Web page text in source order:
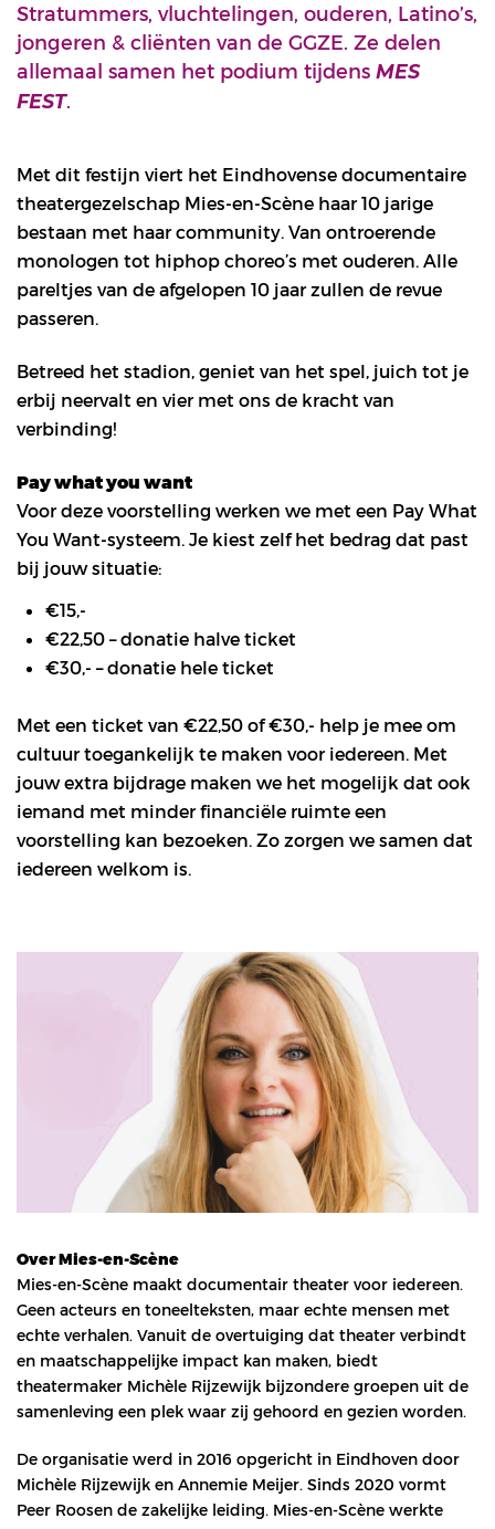
Stratummers, vluchtelingen, ouderen, Latino’s,
jongeren & cliënten van de GGZE. Ze delen
allemaal samen het podium tijdens MES
FEST.
Met dit festijn viert het Eindhovense documentaire
theatergezelschap Mies-en-Scène haar 10 jarige
bestaan met haar community. Van ontroerende
monologen tot hiphop choreo’s met ouderen. Alle
pareltjes van de afgelopen 10 jaar zullen de revue
passeren.
Betreed het stadion, geniet van het spel, juich tot je
erbij neervalt en vier met ons de kracht van
verbinding!
Pay what you want
Voor deze voorstelling werken we met een Pay What
You Want-systeem. Je kiest zelf het bedrag dat past
bij jouw situatie:
€15,-
€22,50 – donatie halve ticket
€30,- – donatie hele ticket
Met een ticket van €22,50 of €30,- help je mee om
cultuur toegankelijk te maken voor iedereen. Met
jouw extra bijdrage maken we het mogelijk dat ook
iemand met minder financiële ruimte een
voorstelling kan bezoeken. Zo zorgen we samen dat
iedereen welkom is.
Over Mies-en-Scène
Mies-en-Scène maakt documentair theater voor iedereen.
Geen acteurs en toneelteksten, maar echte mensen met
echte verhalen. Vanuit de overtuiging dat theater verbindt
en maatschappelijke impact kan maken, biedt
theatermaker Michèle Rijzewijk bijzondere groepen uit de
samenleving een plek waar zij gehoord en gezien worden.
De organisatie werd in 2016 opgericht in Eindhoven door
Michèle Rijzewijk en Annemie Meijer. Sinds 2020 vormt
Peer Roosen de zakelijke leiding. Mies-en-Scène werkte